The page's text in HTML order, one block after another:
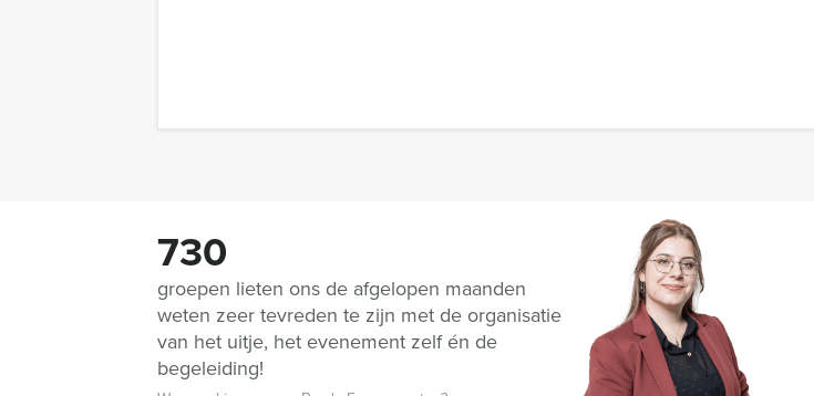
730
groepen lieten ons de afgelopen maanden
weten zeer tevreden te zijn met de organisatie
van het uitje, het evenement zelf én de
begeleiding!